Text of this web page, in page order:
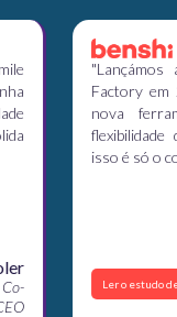
"Lançámos
Factory em
nova
flexibilidade
isso é só o
Ler o estudo de